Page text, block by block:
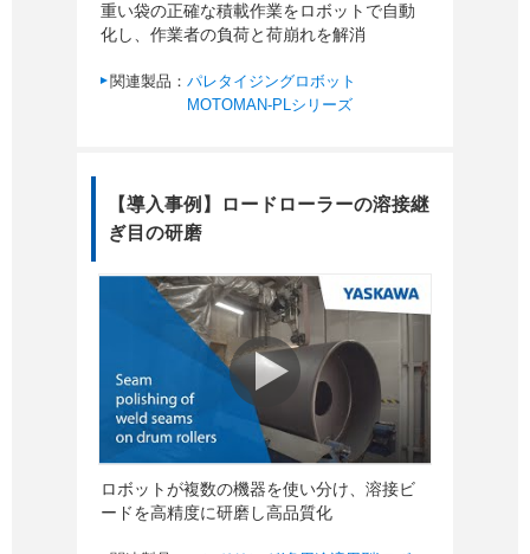
重い袋の正確な積載作業をロボットで自動
化し、作業者の負荷と荷崩れを解消
関連製品： パレタイジングロボット
MOTOMAN-PLシリーズ
【導入事例】ロードローラーの溶接継
ぎ目の研磨
ロボットが複数の機器を使い分け、溶接ビ
ードを高精度に研磨し高品質化